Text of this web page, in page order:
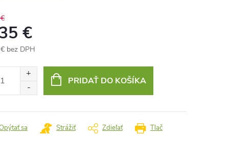
€
bez DPH
PRIDAŤ DO KOŠÍKA
Tlač
sa Strážiť Zdieľať